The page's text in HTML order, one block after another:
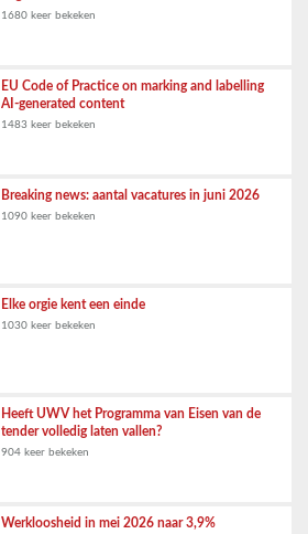
1680 keer bekeken
EU Code of Practice on marking and labelling
AI-generated content
1483 keer bekeken
Breaking news: aantal vacatures in juni 2026
1090 keer bekeken
Elke orgie kent een einde
1030 keer bekeken
Heeft UWV het Programma van Eisen van de
tender volledig laten vallen?
904 keer bekeken
Werkloosheid in mei 2026 naar 3,9%